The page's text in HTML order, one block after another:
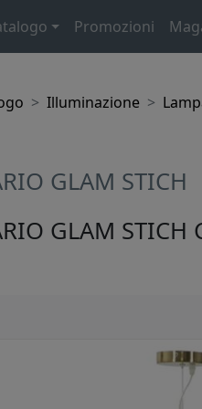
Promozioni
Illuminazione
GLAM STICH
GLAM STICH